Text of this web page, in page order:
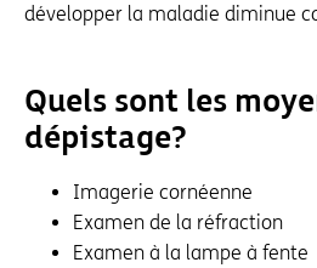
développer la maladie diminue
Quels sont les
dépistage ?
Imagerie cornéenne
Examen de la réfraction
Examen à la lampe à fente